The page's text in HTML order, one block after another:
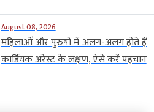
August 08, 2026
महिलाओं और पुरुषों में अलग-अलग होते हैं
कार्डियक अरेस्ट के लक्षण, ऐसे करें पहचान